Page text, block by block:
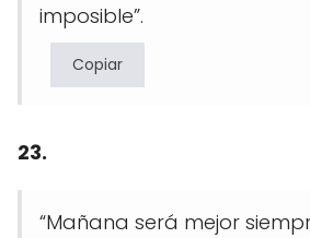
imposible”.
Copiar
23.
“Mañana será mejor